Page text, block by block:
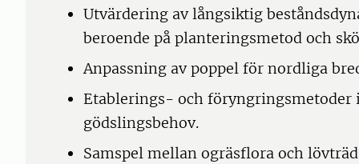
Utvärdering av långsiktig
beroende på planteringsmetod och
Anpassning av poppel för nordliga
Etablerings- och föryngringsmetoder
gödslingsbehov.
Samspel mellan ogräsflora och